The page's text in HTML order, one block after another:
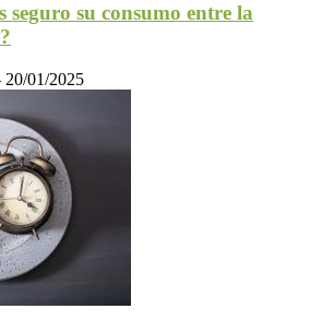
seguro su consumo entre la
20/01/2025